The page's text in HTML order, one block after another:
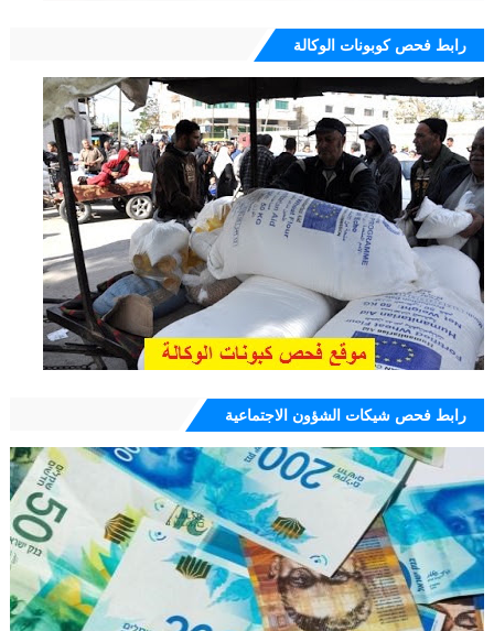
رابط فحص كوبونات الوكالة
رابط فحص شيكات الشؤون الاجتماعية